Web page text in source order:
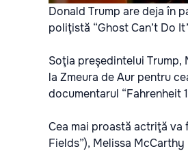
Donald Trump are deja în
poliţistă “Ghost Can’t Do
Soţia preşedintelui Trump,
la Zmeura de Aur pentru
documentarul “Fahrenheit
Cea mai proastă actriţă va
Fields”), Melissa